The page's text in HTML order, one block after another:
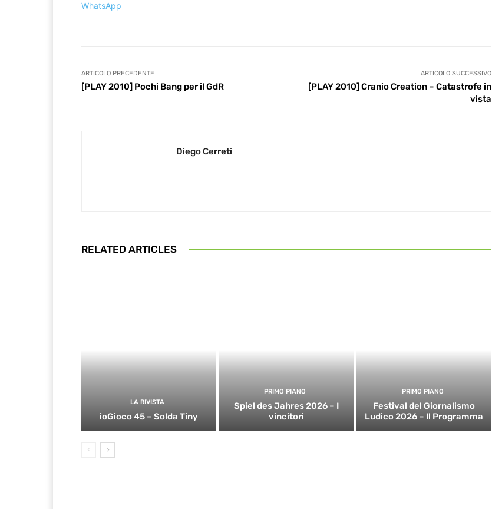
WhatsApp
ARTICOLO PRECEDENTE
[PLAY 2010] Pochi Bang per il GdR
ARTICOLO SUCCESSIVO
[PLAY 2010] Cranio Creation – Catastrofe in
vista
Diego Cerreti
RELATED ARTICLES
LA RIVISTA
ioGioco 45 – Solda Tiny
PRIMO PIANO
Spiel des Jahres 2026 – I
vincitori
PRIMO PIANO
Festival del Giornalismo
Ludico 2026 – Il Programma